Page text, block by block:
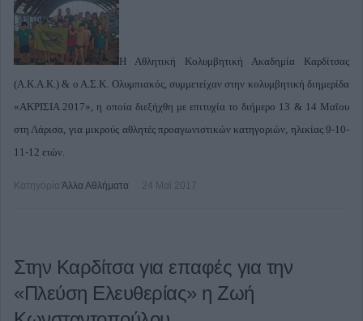
Η Αθλητική Κολυμβητική Ακαδημία Καρδίτσας
(Α.Κ.Α.Κ.) & ο Α.Σ.Κ. Ολυμπιακός, συμμετείχαν στην κολυμβητική διημερίδα
«ΑΚΡΙΣΙΑ 2017», η οποία διεξήχθη με επιτυχία το διήμερο 13 & 14 Μαΐου
στη Λάρισα, για μικρούς αθλητές προαγωνιστικών κατηγοριών, ηλικίας 9-10-
11-12 ετών.
Κατηγορία Άλλα Αθλήματα 24 Μαϊ 2017
Στην Καρδίτσα για επαφές για την
«Πλεύση Ελευθερίας» η Ζωή